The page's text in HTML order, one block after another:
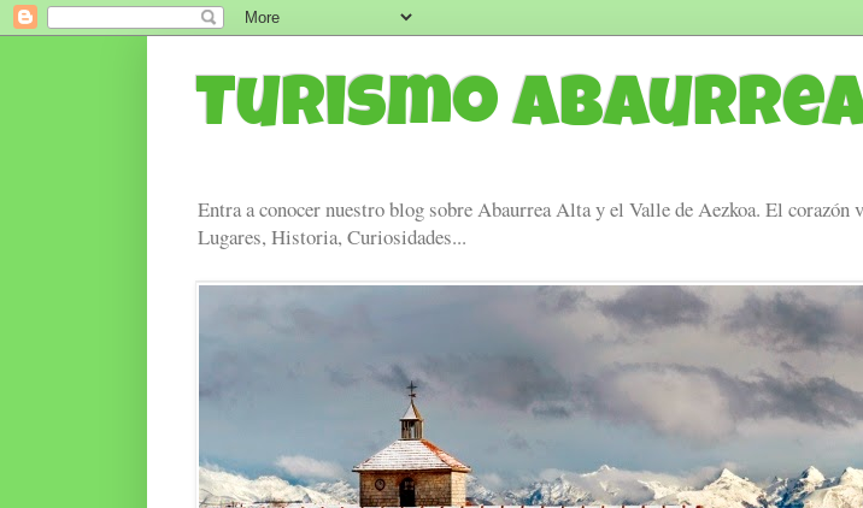
Turismo
Entra a conocer nuestro blog sobre Abaurrea Alta y el Valle de Aezkoa. El
Lugares, Historia, Curiosidades...